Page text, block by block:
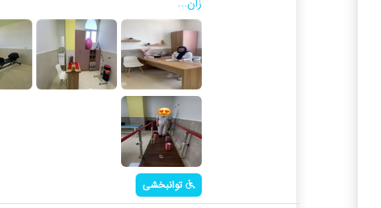
توانبخشی